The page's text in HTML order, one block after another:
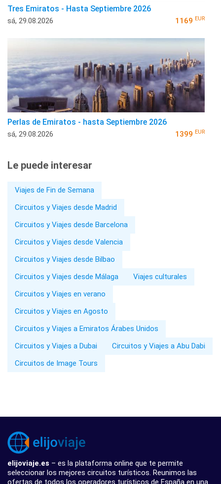
Tres Emiratos - Hasta Septiembre 2026
sá, 29.08.2026 1169 EUR
Perlas de Emiratos - hasta Septiembre 2026
sá, 29.08.2026 1399 EUR
Le puede interesar
Viajes de Fin de Semana
Circuitos y Viajes desde Madrid
Circuitos y Viajes desde Barcelona
Circuitos y Viajes desde Valencia
Circuitos y Viajes desde Bilbao
Circuitos y Viajes desde Málaga
Viajes culturales
Circuitos y Viajes en verano
Circuitos y Viajes en Agosto
Circuitos y Viajes a Emiratos Árabes Unidos
Circuitos y Viajes a Dubai
Circuitos y Viajes a Abu Dabi
Circuitos de Image Tours
elijoviaje.es – es la plataforma online que te permite
seleccionar los mejores circuitos turísticos. Reunimos las
ofertas de todos los operadores turísticos de España en una